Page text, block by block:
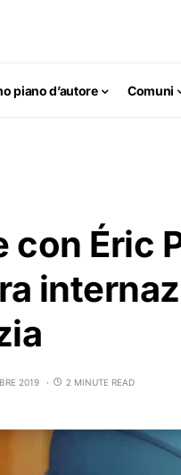
piano d’autore Comuni
con Éric
2019 2 MINUTE READ